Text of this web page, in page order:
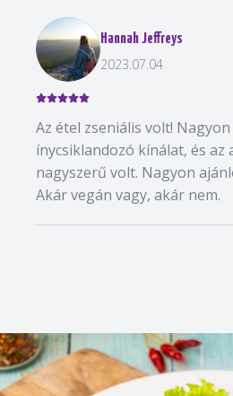
Hannah Jeffreys
2023.07.04
Az étel zseniális volt! Nagyon
ínycsiklandozó kínálat, és az
nagyszerű volt. Nagyon
Akár vegán vagy, akár nem.